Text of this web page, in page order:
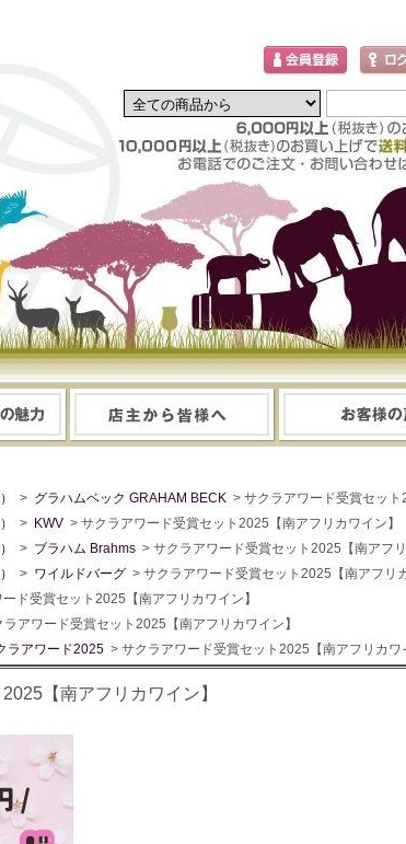
> グラハムベック GRAHAM BECK > サクラアワード受賞セット
> KWV > サクラアワード受賞セット2025【南アフリカワイン】
> ブラハム Brahms > サクラアワード受賞セット2025【南アフリ
> ワイルドバーグ > サクラアワード受賞セット2025【南アフリ
ド受賞セット2025【南アフリカワイン】
ラアワード受賞セット2025【南アフリカワイン】
ラアワード2025 > サクラアワード受賞セット2025【南アフリカワ
【南アフリカワイン】